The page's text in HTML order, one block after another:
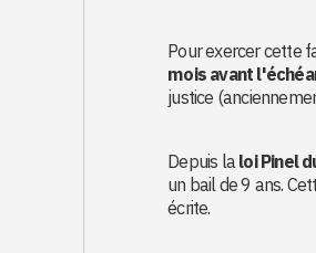
Pour exercer cette
mois avant
justice
Depuis laloi Pinel
un bail de 9 ans.
écrite.